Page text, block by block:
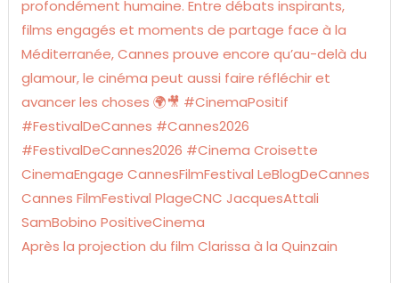
Après la projection du film Clarissa à la Quinzain